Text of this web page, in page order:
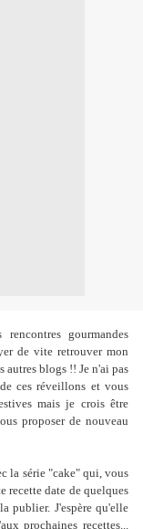
gourmandes
de vite retrouver mon
blogs !! Je n'ai pas
ces réveillons et vous
mais je crois être
proposer de nouveau
la série "cake" qui, vous
recette date de quelques
publier. J'espère qu'elle
prochaines recettes...